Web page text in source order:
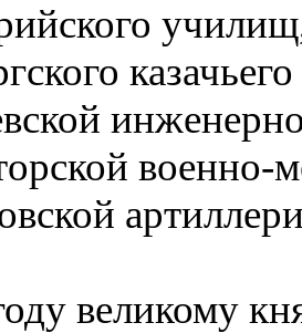
военно-
великому